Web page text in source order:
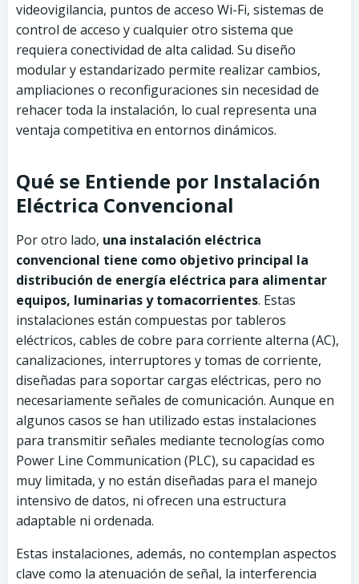
videovigilancia, puntos de acceso Wi-Fi, sistemas de
control de acceso y cualquier otro sistema que
requiera conectividad de alta calidad. Su diseño
modular y estandarizado permite realizar cambios,
ampliaciones o reconfiguraciones sin necesidad de
rehacer toda la instalación, lo cual representa una
ventaja competitiva en entornos dinámicos.
Qué se Entiende por Instalación
Eléctrica Convencional
Por otro lado, una instalación eléctrica
convencional tiene como objetivo principal la
distribución de energía eléctrica para alimentar
equipos, luminarias y tomacorrientes. Estas
instalaciones están compuestas por tableros
eléctricos, cables de cobre para corriente alterna (AC),
canalizaciones, interruptores y tomas de corriente,
diseñadas para soportar cargas eléctricas, pero no
necesariamente señales de comunicación. Aunque en
algunos casos se han utilizado estas instalaciones
para transmitir señales mediante tecnologías como
Power Line Communication (PLC), su capacidad es
muy limitada, y no están diseñadas para el manejo
intensivo de datos, ni ofrecen una estructura
adaptable ni ordenada.
Estas instalaciones, además, no contemplan aspectos
clave como la atenuación de señal, la interferencia